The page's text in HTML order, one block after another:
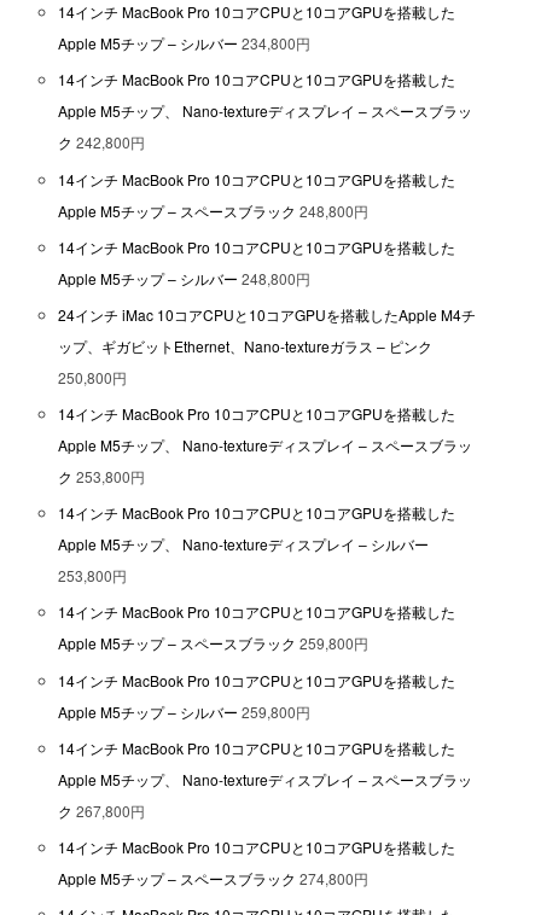
14インチ MacBook Pro 10コアCPUと10コアGPUを搭載した
Apple M5チップ – シルバー 234,800円
14インチ MacBook Pro 10コアCPUと10コアGPUを搭載した
Apple M5チップ、 Nano-textureディスプレイ – スペースブラッ
ク 242,800円
14インチ MacBook Pro 10コアCPUと10コアGPUを搭載した
Apple M5チップ – スペースブラック 248,800円
14インチ MacBook Pro 10コアCPUと10コアGPUを搭載した
Apple M5チップ – シルバー 248,800円
24インチ iMac 10コアCPUと10コアGPUを搭載したApple M4チ
ップ、ギガビットEthernet、Nano-textureガラス – ピンク
250,800円
14インチ MacBook Pro 10コアCPUと10コアGPUを搭載した
Apple M5チップ、 Nano-textureディスプレイ – スペースブラッ
ク 253,800円
14インチ MacBook Pro 10コアCPUと10コアGPUを搭載した
Apple M5チップ、 Nano-textureディスプレイ – シルバー
253,800円
14インチ MacBook Pro 10コアCPUと10コアGPUを搭載した
Apple M5チップ – スペースブラック 259,800円
14インチ MacBook Pro 10コアCPUと10コアGPUを搭載した
Apple M5チップ – シルバー 259,800円
14インチ MacBook Pro 10コアCPUと10コアGPUを搭載した
Apple M5チップ、 Nano-textureディスプレイ – スペースブラッ
ク 267,800円
14インチ MacBook Pro 10コアCPUと10コアGPUを搭載した
Apple M5チップ – スペースブラック 274,800円